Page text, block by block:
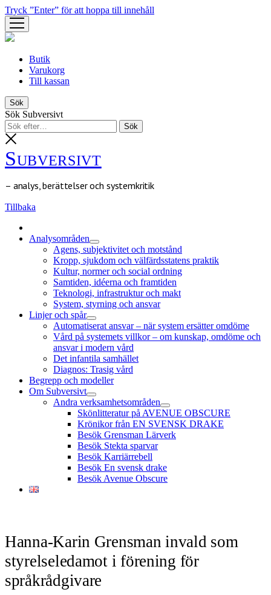
Tryck ”Enter” för att hoppa till innehåll
öppna
meny
Butik
Varukorg
Till kassan
Sök
Sök Subversivt
Subversivt
– analys, berättelser och systemkritik
Tillbaka
Analysområden
öppna
meny
Agens, subjektivitet och motstånd
Kropp, sjukdom och välfärdsstatens praktik
Kultur, normer och social ordning
Samtiden, idéerna och framtiden
Teknologi, infrastruktur och makt
System, styrning och ansvar
Linjer och spår
öppna
meny
Automatiserat ansvar – när system ersätter omdöme
Vård på systemets villkor – om kunskap, omdöme och
ansvar i modern vård
Det infantila samhället
Diagnos: Trasig vård
Begrepp och modeller
Om Subversivt
öppna
meny
Andra verksamhetsområden
öppna
meny
Skönlitteratur på AVENUE OBSCURE
Krönikor från EN SVENSK DRAKE
Besök Grensman Lärverk
Besök Stekta sparvar
Besök Karriärrebell
Besök En svensk drake
Besök Avenue Obscure
Hanna-Karin Grensman invald som
styrelseledamot i förening för
språkrådgivare